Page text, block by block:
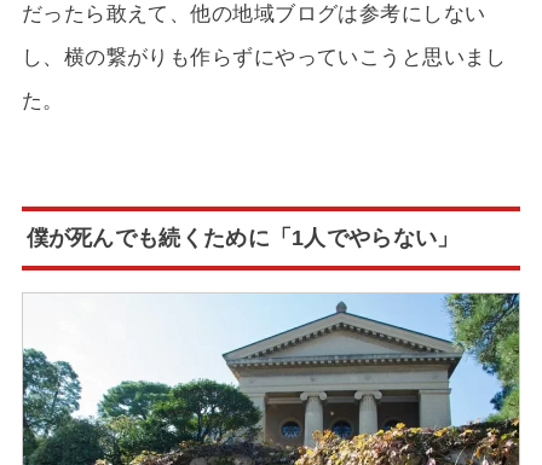
だったら敢えて、他の地域ブログは参考にしない
し、横の繋がりも作らずにやっていこうと思いまし
た。
僕が死んでも続くために「1人でやらない」